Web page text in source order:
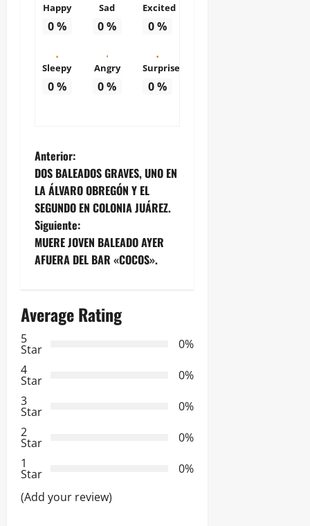
Happy
0%
Sad
0%
Excited
0%
Sleepy
0%
Angry
0%
Surprise
0%
N
a
v
e
a
i
ó
n
d
e
e
Anterior:
DOS BALEADOS GRAVES, UNO EN
LA ÁLVARO OBREGÓN Y EL
SEGUNDO EN COLONIA JUÁREZ.
Siguiente:
MUERE JOVEN BALEADO AYER
AFUERA DEL BAR «COCOS».
Average Rating
5
Star
0%
4
Star
0%
3
Star
0%
2
Star
0%
1
Star
0%
(Add your review)